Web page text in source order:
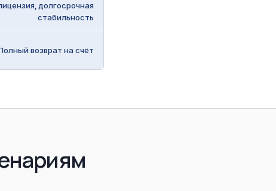
долгосрочная
стабильность
возврат на счёт